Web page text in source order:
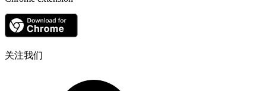
关注我们